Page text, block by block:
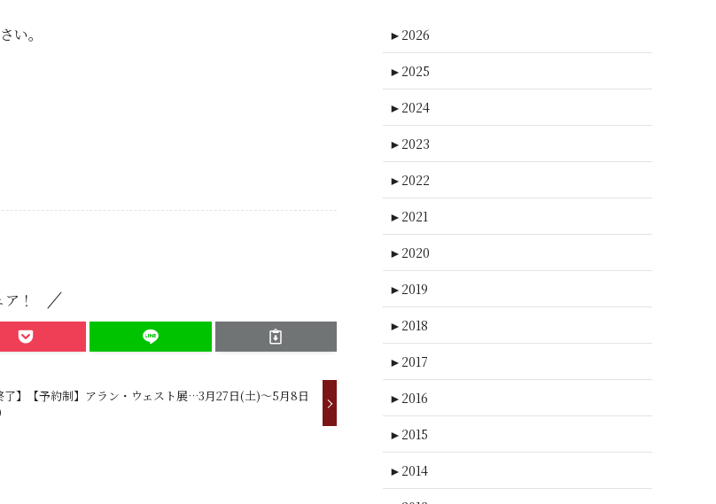
い。
！
了】【予約制】アラン・ウェスト展…3月27日(土)～5月8日
► 2026
► 2025
► 2024
► 2023
► 2022
► 2021
► 2020
► 2019
► 2018
► 2017
► 2016
► 2015
► 2014